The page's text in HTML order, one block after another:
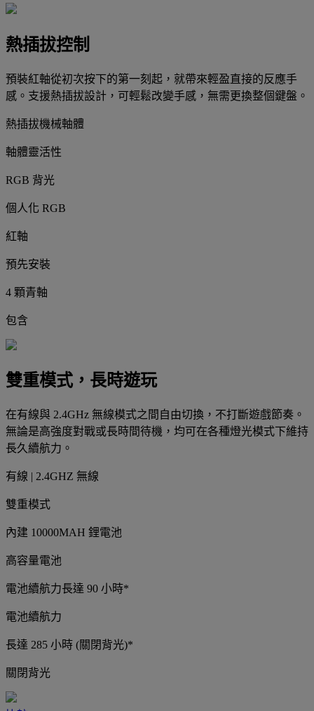
熱插拔控制
預裝紅軸從初次按下的第一刻起，就帶來輕盈直接的反應手
感。支援熱插拔設計，可輕鬆改變手感，無需更換整個鍵盤。
熱插拔機械軸體
軸體靈活性
RGB 背光
個人化 RGB
紅軸
預先安裝
4 顆青軸
包含
雙重模式，長時遊玩
在有線與 2.4GHz 無線模式之間自由切換，不打斷遊戲節奏。
無論是高強度對戰或長時間待機，均可在各種燈光模式下維持
長久續航力。
有線 | 2.4GHZ 無線
雙重模式
內建 10000MAH 鋰電池
高容量電池
電池續航力長達 90 小時*
電池續航力
長達 285 小時 (關閉背光)*
關閉背光